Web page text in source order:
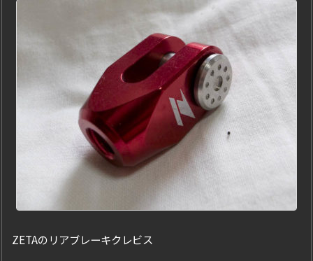
ZETAのリアブレーキクレビス